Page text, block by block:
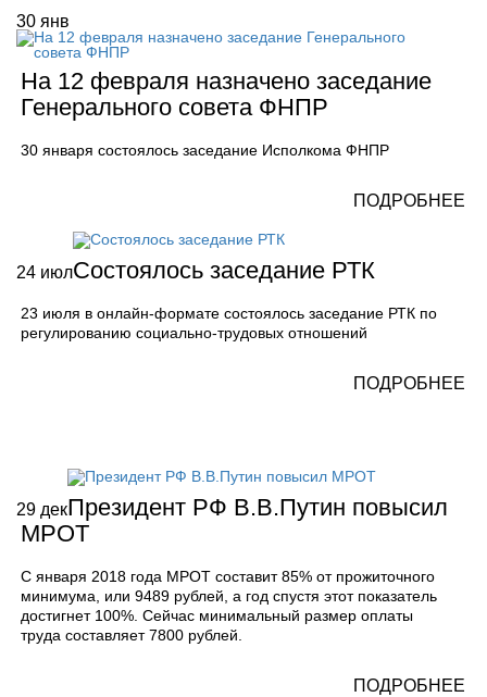
30 янв
На 12 февраля назначено заседание
Генерального совета ФНПР
30 января состоялось заседание Исполкома ФНПР
ПОДРОБНЕЕ
24 июлСостоялось заседание РТК
23 июля в онлайн-формате состоялось заседание РТК по
регулированию социально-трудовых отношений
ПОДРОБНЕЕ
29 декПрезидент РФ В.В.Путин повысил
МРОТ
С января 2018 года МРОТ составит 85% от прожиточного
минимума, или 9489 рублей, а год спустя этот показатель
достигнет 100%. Сейчас минимальный размер оплаты
труда составляет 7800 рублей.
ПОДРОБНЕЕ